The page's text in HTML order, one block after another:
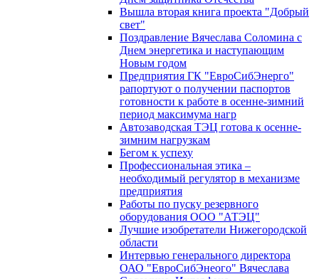
Вышла вторая книга проекта "Добрый
свет"
Поздравление Вячеслава Соломина с
Днем энергетика и наступающим
Новым годом
Предприятия ГК "ЕвроСибЭнерго"
рапортуют о получении паспортов
готовности к работе в осенне-зимний
период максимума нагр
Автозаводская ТЭЦ готова к осенне-
зимним нагрузкам
Бегом к успеху
Профессиональная этика –
необходимый регулятор в механизме
предприятия
Работы по пуску резервного
оборудования ООО "АТЭЦ"
Лучшие изобретатели Нижегородской
области
Интервью генерального директора
ОАО "ЕвроСибЭнеого" Вячеслава